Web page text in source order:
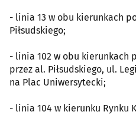
- linia 13 w obu kierunkach
Piłsudskiego;
- linia 102 w obu kierunkach
przez al. Piłsudskiego, ul.
na Plac Uniwersytecki;
- linia 104 w kierunku Rynku